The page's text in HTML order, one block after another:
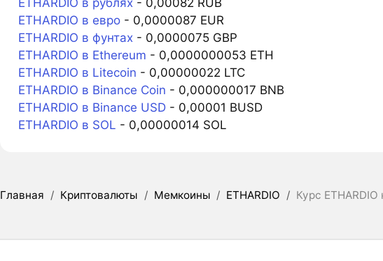
ETHARDIO в рублях- 0,00082 RUB
ETHARDIO в евро- 0,0000087 EUR
ETHARDIO в фунтах- 0,0000075 GBP
ETHARDIO в Ethereum - 0,0000000053 ETH
ETHARDIO в Litecoin - 0,00000022 LTC
ETHARDIO в Binance Coin - 0,000000017 BNB
ETHARDIO в Binance USD- 0,00001 BUSD
ETHARDIO в SOL - 0,00000014 SOL
Главная / Криптовалюты / Мемкоины / ETHARDIO / Курс